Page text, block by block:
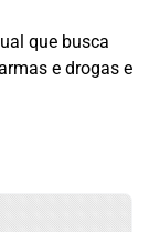
que busca
e drogas e